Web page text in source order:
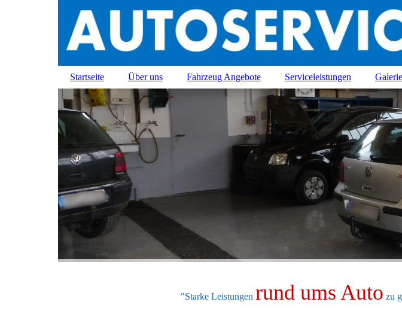
Startseite Über uns Fahrzeug Angebote Serviceleistungen Galerie
"Starke Leistungen rund ums Auto zu